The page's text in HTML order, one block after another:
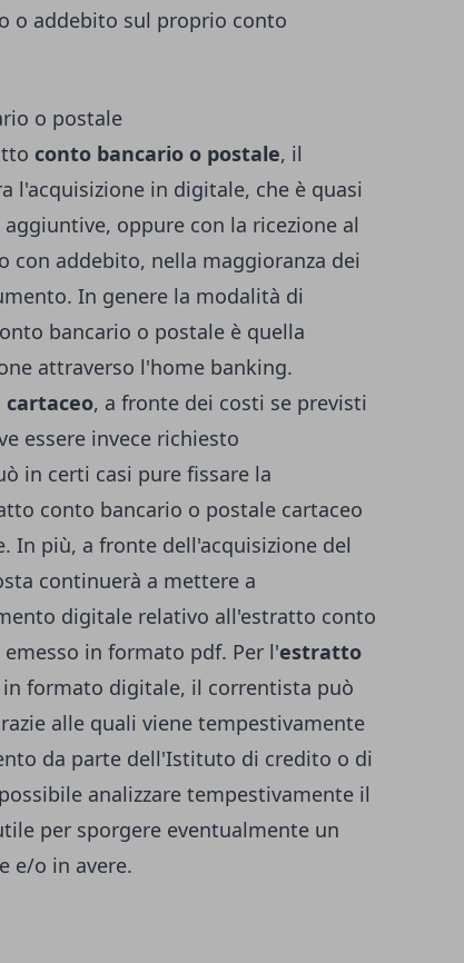
o addebito sul proprio conto
o postale
conto bancario o postale, il
l'acquisizione in digitale, che è quasi
oppure con la ricezione al
addebito, nella maggioranza dei
In genere la modalità di
bancario o postale è quella
attraverso l'home banking.
, a fronte dei costi se previsti
essere invece richiesto
in certi casi pure fissare la
conto bancario o postale cartaceo
In più, a fronte dell'acquisizione del
continuerà a mettere a
digitale relativo all'estratto conto
in formato pdf. Per l'estratto
in formato digitale, il correntista può
alle quali viene tempestivamente
da parte dell'Istituto di credito o di
analizzare tempestivamente il
per sporgere eventualmente un
e/o in avere.